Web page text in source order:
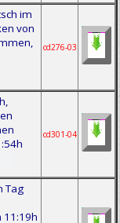
im
von
cd276-03
cd301-04
Tag
11:19h